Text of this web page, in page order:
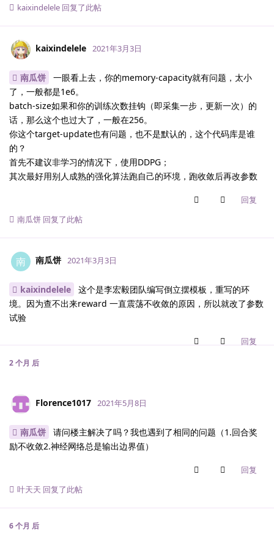
kaixindelele 回复了此帖
kaixindelele 2021年3月3日
南瓜饼
一眼看上去，你的memory-capacity就有问题，太小
了，一般都是1e6。
batch-size如果和你的训练次数挂钩（即采集一步，更新一次）的
话，那么这个也过大了，一般在256。
你这个target-update也有问题，也不是默认的，这个代码库是谁
的？
首先不建议非学习的情况下，使用DDPG；
其次最好用别人成熟的强化算法跑自己的环境，跑收敛后再改参数
回复
南瓜饼 回复了此帖
南 南瓜饼 2021年3月3日
kaixindelele
这个是李宏毅团队编写倒立摆模板，重写的环
境。因为查不出来reward 一直震荡不收敛的原因，所以就改了参数
试验
回复
2 个月 后
Florence1017 2021年5月8日
南瓜饼
请问楼主解决了吗？我也遇到了相同的问题（1.回合奖
励不收敛2.神经网络总是输出边界值）
回复
叶天天 回复了此帖
6 个月 后